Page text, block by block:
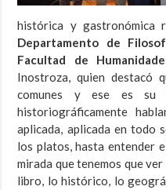
histórica y gastronómica
Departamento de
Facultad de
Inostroza, quien destacó
comunes y ese es su
historiográficamente
aplicada, aplicada en todo
los platos, hasta entender
mirada que tenemos que
libro, lo histórico, lo